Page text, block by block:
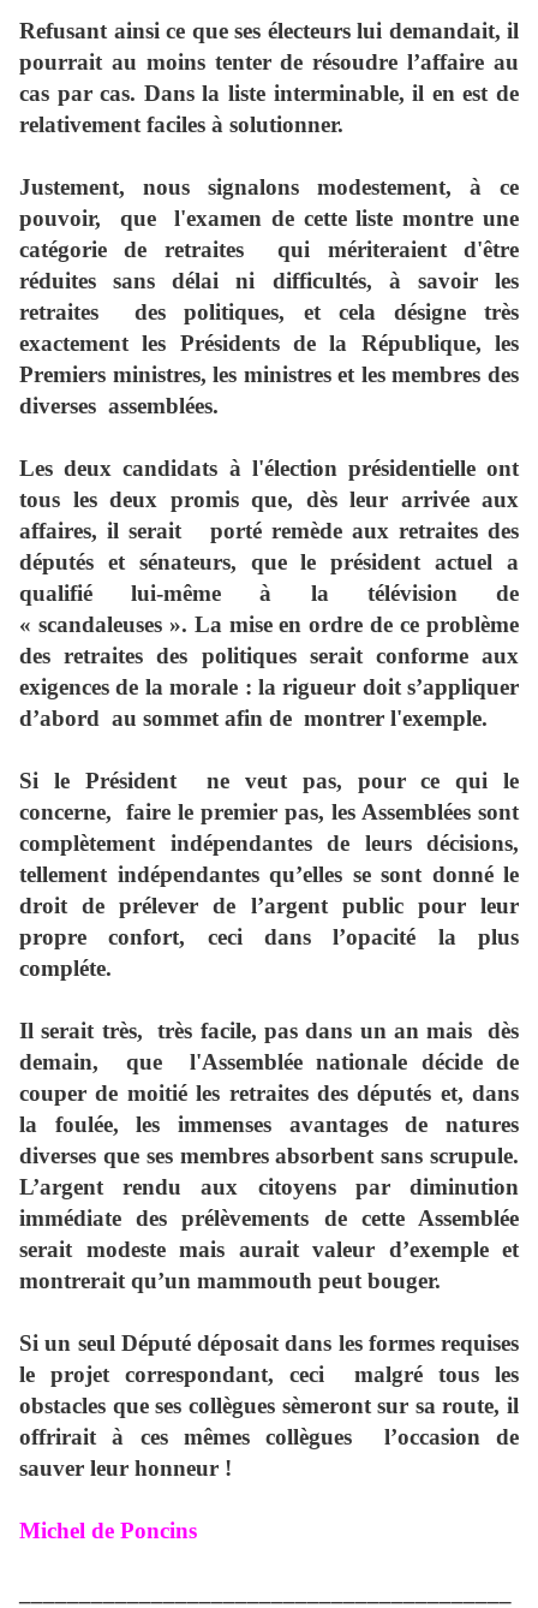
Refusant ainsi ce que ses électeurs lui demandait, il
pourrait au moins tenter de résoudre l’affaire au
cas par cas. Dans la liste interminable, il en est de
relativement faciles à solutionner.
Justement, nous signalons modestement, à ce
pouvoir,
que
l'examen de cette liste montre une
catégorie de retraites
qui mériteraient d'être
réduites sans délai ni difficultés, à savoir les
retraites
des politiques, et cela désigne très
exactement les Présidents de la République, les
Premiers ministres, les ministres et les membres des
diverses assemblées.
Les deux candidats à l'élection présidentielle ont
tous les deux promis que, dès leur arrivée aux
affaires, il serait
porté remède aux retraites des
députés et sénateurs, que le président actuel a
qualifié lui-même à la télévision de
« scandaleuses ». La mise en ordre de ce problème
des retraites des politiques serait conforme aux
exigences de la morale : la rigueur doit s’appliquer
d’abord au sommet afin de montrer l'exemple.
Si le Président
ne veut pas, pour ce qui le
concerne,
faire le premier pas, les Assemblées sont
complètement indépendantes de leurs décisions,
tellement indépendantes qu’elles se sont donné le
droit de prélever de l’argent public pour leur
propre confort, ceci dans l’opacité la plus
compléte.
Il serait très, très facile, pas dans un an mais
dès
demain,
que
l'Assemblée nationale décide de
couper de moitié les retraites des députés et, dans
la foulée, les immenses avantages de natures
diverses que ses membres absorbent sans scrupule.
L’argent rendu aux citoyens par diminution
immédiate des prélèvements de cette Assemblée
serait modeste mais aurait valeur d’exemple et
montrerait qu’un mammouth peut bouger.
Si un seul Député déposait dans les formes requises
le projet correspondant, ceci
malgré tous les
obstacles que ses collègues sèmeront sur sa route, il
offrirait à ces mêmes collègues
l’occasion de
sauver leur honneur !
Michel de Poncins